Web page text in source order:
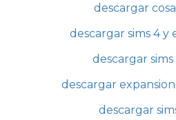
descargar
descargar sims 4 y
descargar
descargar
descargar